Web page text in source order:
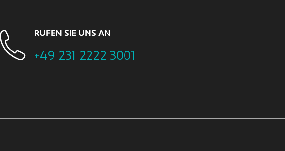
RUFEN SIE UNS AN
+49 231 2222 3001